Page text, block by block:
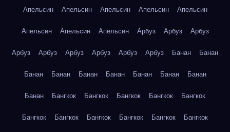
Апельсин Апельсин Апельсин Апельсин Апельсин
Апельсин Апельсин Апельсин Арбуз Арбуз Арбуз
Арбуз Арбуз Арбуз Арбуз Арбуз Арбуз Банан Банан
Банан Банан Банан Банан Банан Банан Банан
Банан Бангкок Бангкок Бангкок Бангкок Бангкок
Бангкок Бангкок Бангкок Бангкок Бангкок Бангкок